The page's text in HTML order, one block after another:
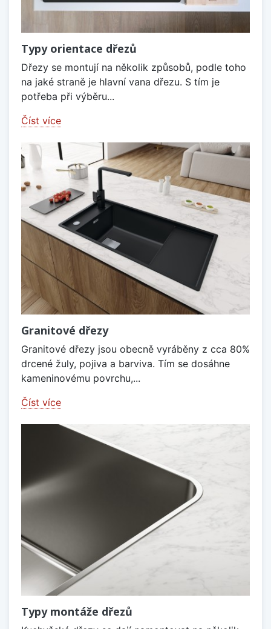
Typy orientace dřezů
Dřezy se montují na několik způsobů, podle toho
na jaké straně je hlavní vana dřezu. S tím je
potřeba při výběru...
Číst více
Granitové dřezy
Granitové dřezy jsou obecně vyráběny z cca 80%
drcené žuly, pojiva a barviva. Tím se dosáhne
kameninovému povrchu,...
Číst více
Typy montáže dřezů